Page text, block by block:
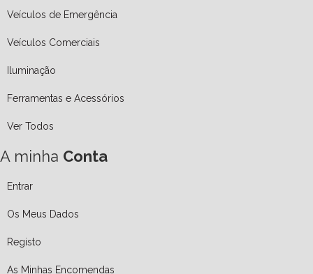
Veículos de Emergência
Veículos Comerciais
Iluminação
Ferramentas e Acessórios
Ver Todos
A minha Conta
Entrar
Os Meus Dados
Registo
As Minhas Encomendas